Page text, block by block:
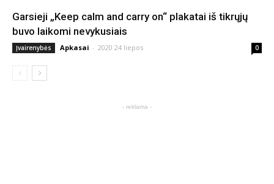
Garsieji „Keep calm and carry on“ plakatai iš tikrųjų
buvo laikomi nevykusiais
Įvairenybės Apkasai - 2020 24 liepos 0
- reklama -